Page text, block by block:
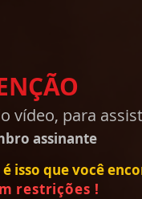
vídeo, para
assinante
isso que você
restrições !